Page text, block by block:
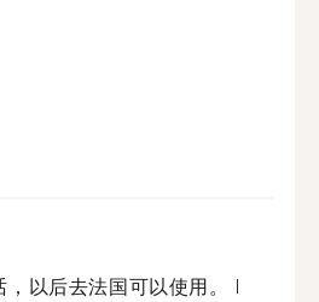
，以后去法国可以使用。 I